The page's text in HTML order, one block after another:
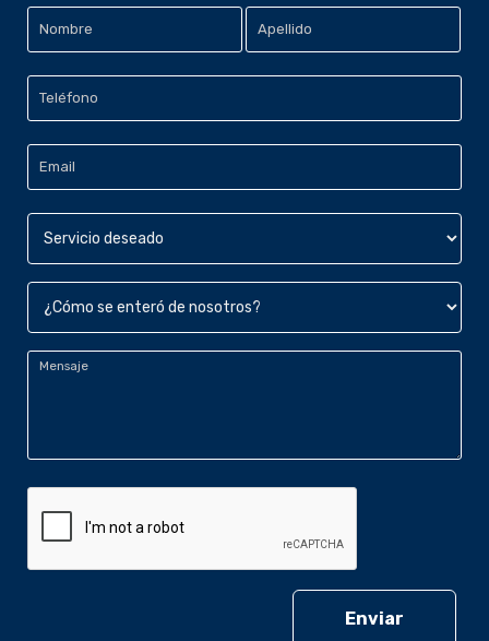
Personales*
Nombre
Apellido
Teléfono
enteró
Mensaje